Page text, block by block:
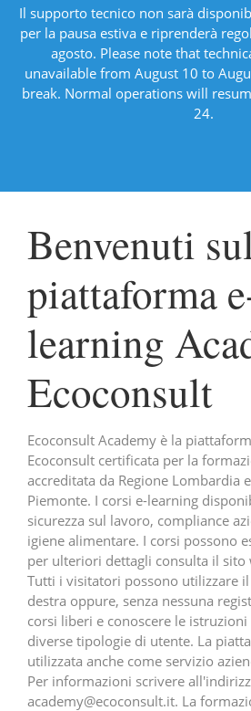
Il supporto tecnico non sarà
per la pausa estiva e riprenderà
agosto. Please note that
unavailable from August 10 to
break. Normal operations will
24.
Benvenuti
piattaforma
learning
Ecoconsult
Ecoconsult Academy è la
Ecoconsult certificata per la
accreditata da Regione Lombardia
Piemonte. I corsi e-learning
sicurezza sul lavoro, compliance
igiene alimentare. I corsi possono
per ulteriori dettagli consulta il sito
Tutti i visitatori possono utilizzare
destra oppure, senza nessuna
corsi liberi e conoscere le
diverse tipologie di utente. La
utilizzata anche come servizio
Per informazioni scrivere
academy@ecoconsult.it. La